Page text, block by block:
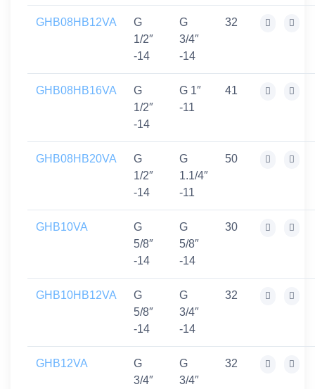
GHB08HB12VA
G
1/2″
-14
G
3/4″
-14
32
GHB08HB16VA
G
1/2″
-14
G 1″
-11
41
GHB08HB20VA
G
1/2″
-14
G
1.1/4″
-11
50
GHB10VA
G
5/8″
-14
G
5/8″
-14
30
GHB10HB12VA
G
5/8″
-14
G
3/4″
-14
32
GHB12VA
G
3/4″
G
3/4″
32